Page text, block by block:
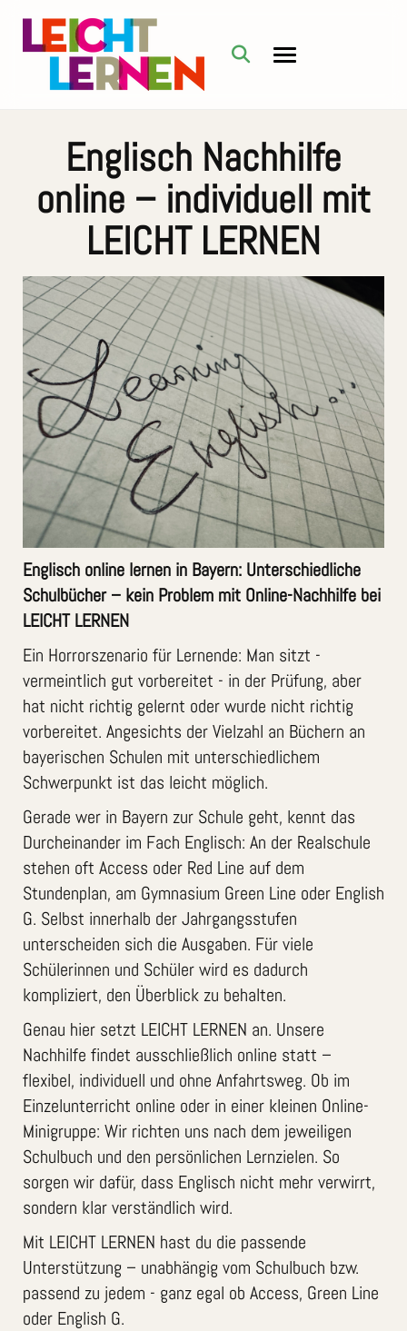
Englisch Nachhilfe
online – individuell mit
LEICHT LERNEN
Englisch online lernen in Bayern: Unterschiedliche
Schulbücher – kein Problem mit Online-Nachhilfe bei
LEICHT LERNEN
Ein Horrorszenario für Lernende: Man sitzt -
vermeintlich gut vorbereitet - in der Prüfung, aber
hat nicht richtig gelernt oder wurde nicht richtig
vorbereitet. Angesichts der Vielzahl an Büchern an
bayerischen Schulen mit unterschiedlichem
Schwerpunkt ist das leicht möglich.
Gerade wer in Bayern zur Schule geht, kennt das
Durcheinander im Fach Englisch: An der Realschule
stehen oft Access oder Red Line auf dem
Stundenplan, am Gymnasium Green Line oder English
G. Selbst innerhalb der Jahrgangsstufen
unterscheiden sich die Ausgaben. Für viele
Schülerinnen und Schüler wird es dadurch
kompliziert, den Überblick zu behalten.
Genau hier setzt LEICHT LERNEN an. Unsere
Nachhilfe findet ausschließlich online statt –
flexibel, individuell und ohne Anfahrtsweg. Ob im
Einzelunterricht online oder in einer kleinen Online-
Minigruppe: Wir richten uns nach dem jeweiligen
Schulbuch und den persönlichen Lernzielen. So
sorgen wir dafür, dass Englisch nicht mehr verwirrt,
sondern klar verständlich wird.
Mit LEICHT LERNEN hast du die passende
Unterstützung – unabhängig vom Schulbuch bzw.
passend zu jedem - ganz egal ob Access, Green Line
oder English G.